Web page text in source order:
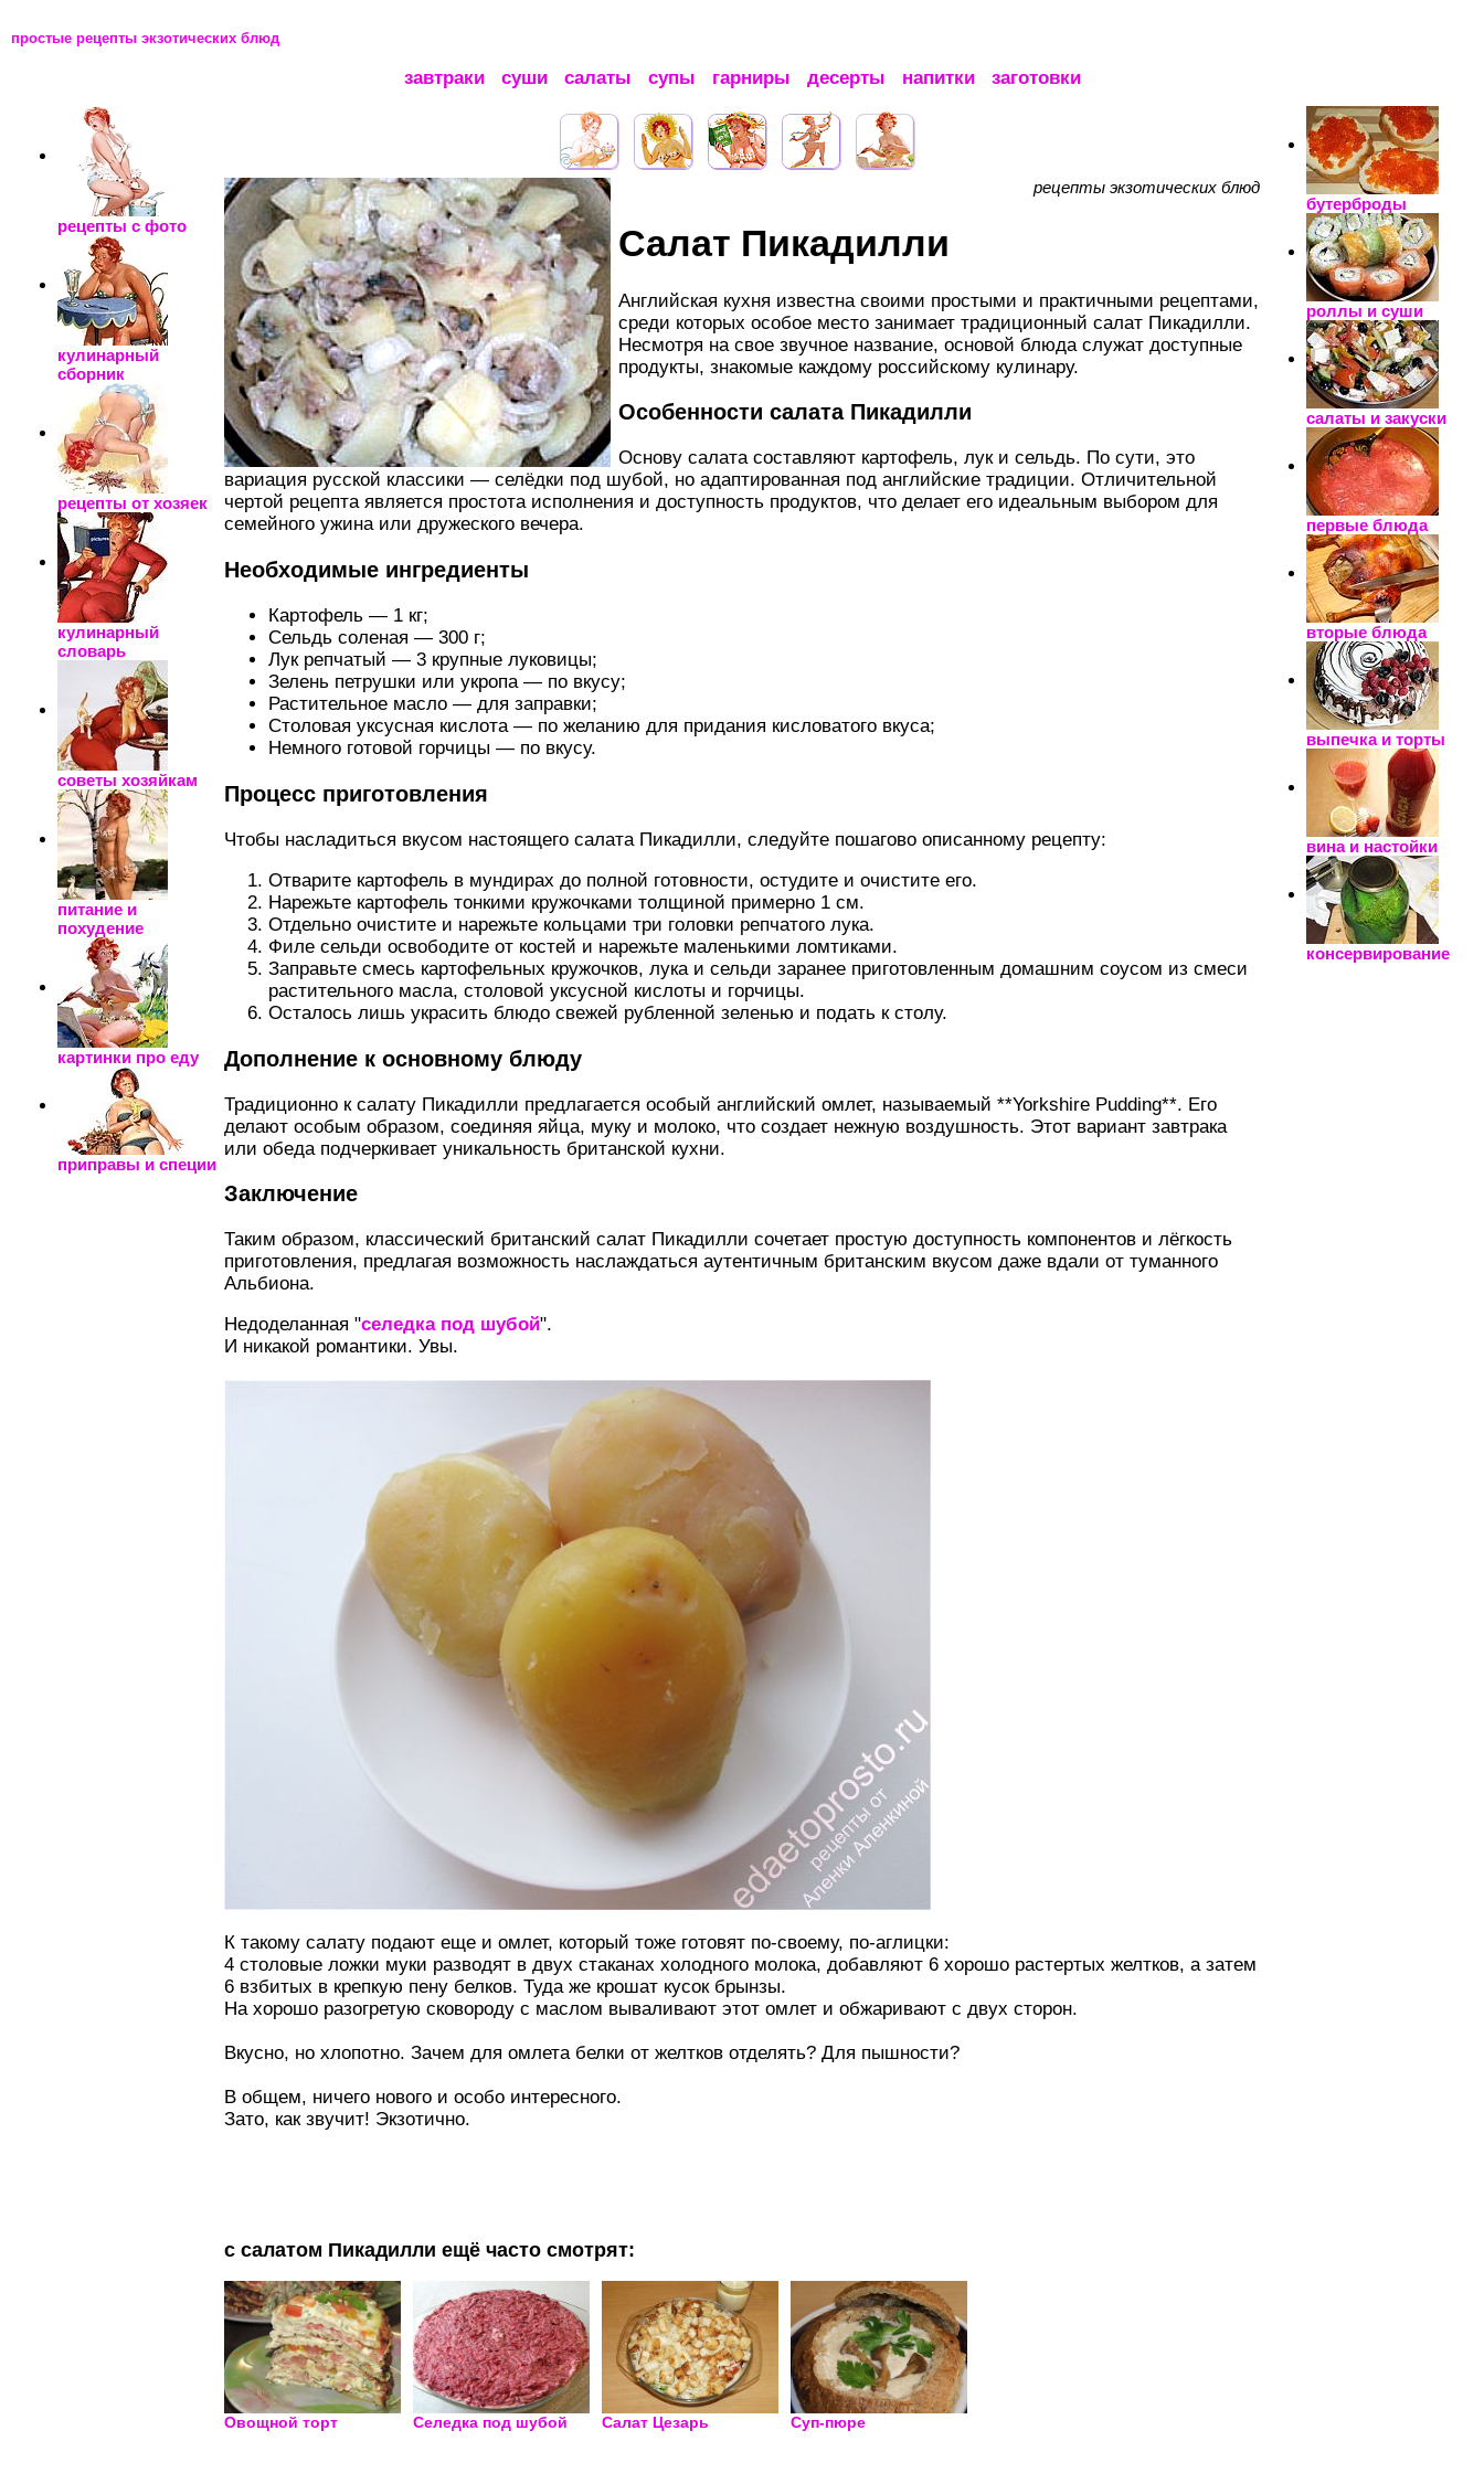
простые рецепты экзотических блюд
рецепты с фото
кулинарный
сборник
рецепты от хозяек
кулинарный
словарь
советы хозяйкам
питание и
похудение
картинки про еду
приправы и специи
завтраки суши салаты супы гарниры десерты напитки заготовки
рецепты экзотических блюд
Салат Пикадилли
Английская кухня известна своими простыми и практичными рецептами,
среди которых особое место занимает традиционный салат Пикадилли.
Несмотря на свое звучное название, основой блюда служат доступные
продукты, знакомые каждому российскому кулинару.
Особенности салата Пикадилли
Основу салата составляют картофель, лук и сельдь. По сути, это
вариация русской классики — селёдки под шубой, но адаптированная под английские традиции. Отличительной
чертой рецепта является простота исполнения и доступность продуктов, что делает его идеальным выбором для
семейного ужина или дружеского вечера.
Необходимые ингредиенты
Картофель — 1 кг;
Сельдь соленая — 300 г;
Лук репчатый — 3 крупные луковицы;
Зелень петрушки или укропа — по вкусу;
Растительное масло — для заправки;
Столовая уксусная кислота — по желанию для придания кисловатого вкуса;
Немного готовой горчицы — по вкусу.
Процесс приготовления
Чтобы насладиться вкусом настоящего салата Пикадилли, следуйте пошагово описанному рецепту:
Отварите картофель в мундирах до полной готовности, остудите и очистите его.
Нарежьте картофель тонкими кружочками толщиной примерно 1 см.
Отдельно очистите и нарежьте кольцами три головки репчатого лука.
Филе сельди освободите от костей и нарежьте маленькими ломтиками.
Заправьте смесь картофельных кружочков, лука и сельди заранее приготовленным домашним соусом из смеси
растительного масла, столовой уксусной кислоты и горчицы.
Осталось лишь украсить блюдо свежей рубленной зеленью и подать к столу.
Дополнение к основному блюду
Традиционно к салату Пикадилли предлагается особый английский омлет, называемый **Yorkshire Pudding**. Его
делают особым образом, соединяя яйца, муку и молоко, что создает нежную воздушность. Этот вариант завтрака
или обеда подчеркивает уникальность британской кухни.
Заключение
Таким образом, классический британский салат Пикадилли сочетает простую доступность компонентов и лёгкость
приготовления, предлагая возможность наслаждаться аутентичным британским вкусом даже вдали от туманного
Альбиона.
Недоделанная "селедка под шубой".
И никакой романтики. Увы.
К такому салату подают еще и омлет, который тоже готовят по-своему, по-аглицки:
4 столовые ложки муки разводят в двух стаканах холодного молока, добавляют 6 хорошо растертых желтков, а затем
6 взбитых в крепкую пену белков. Туда же крошат кусок брынзы.
На хорошо разогретую сковороду с маслом вываливают этот омлет и обжаривают с двух сторон.
Вкусно, но хлопотно. Зачем для омлета белки от желтков отделять? Для пышности?
В общем, ничего нового и особо интересного.
Зато, как звучит! Экзотично.
с салатом Пикадилли ещё часто смотрят:
Овощной торт Селедка под шубой Салат Цезарь Суп-пюре
бутерброды
роллы и суши
салаты и закуски
первые блюда
вторые блюда
выпечка и торты
вина и настойки
консервирование